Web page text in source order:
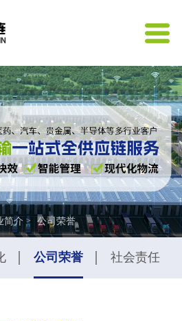
简介 公司荣誉
公司荣誉 社会责任